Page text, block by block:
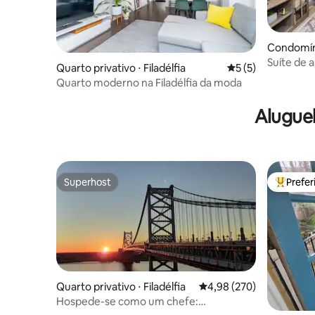
Quarto privativo ⋅ Filadélfia 5 de uma
5 (5)
Quarto moderno na Filadélfia da moda
Suíte de
Superhost
Superhost
Quarto privativo ⋅ Filadélfia 4,98 de uma avaliação
4,98 (270)
Hospede-se como um chefe:
Entre